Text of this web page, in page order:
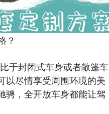
？
于封闭式车身或者敞篷车
以尽情享受周围环境的美
骋，全开放车身都能让驾